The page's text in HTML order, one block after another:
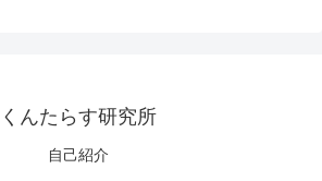
くんたらす研究所
自己紹介